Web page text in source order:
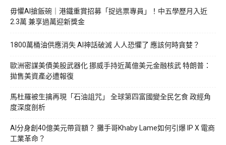
毋懼AI搶飯碗｜港鐵重賞招募「捉逃票專員」！中五學歷月入近
2.3萬 兼享過萬迎新獎金
1800萬桶油供應消失 AI神話破滅 人人恐懼了 應該何時貪婪？
歐洲密謀美債美股武器化 挪威手持近萬億美元金融核武 特朗普：
拋售美資產必遭報復
馬杜羅被生擒再現「石油詛咒」 全球第四富國變全民乞食 政經角
度深度剖析
AI分身創40億美元帶貨額？ 攤手哥Khaby Lame如何引爆 IP X 電商
工業革命？